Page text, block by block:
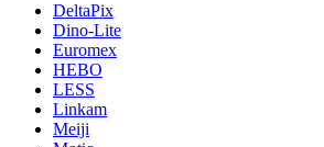
DeltaPix
Dino-Lite
Euromex
HEBO
LESS
Linkam
Meiji